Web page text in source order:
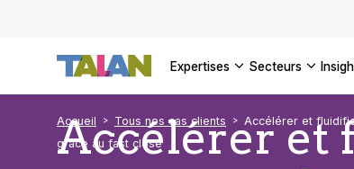
expertises secteurs
Accueil Tous nos cas clients
Accélérer et
grâce au fast close
Accélérer et